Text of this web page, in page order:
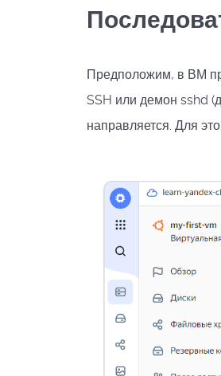
Предположим, в ВМ
SSH или демон sshd
направляется. Для